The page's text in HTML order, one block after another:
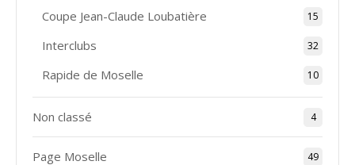
Coupe Jean-Claude Loubatière 15
Interclubs 32
Rapide de Moselle 10
Non classé 4
Page Moselle 49